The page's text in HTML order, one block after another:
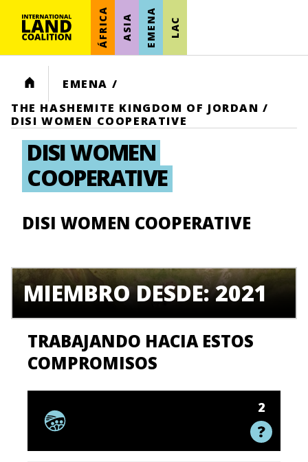
ÁFRICA ASIA EMENA LAC
HOME EMENA /
THE HASHEMITE KINGDOM OF JORDAN /
DISI WOMEN COOPERATIVE
DISI WOMEN
COOPERATIVE
DISI WOMEN COOPERATIVE
MIEMBRO DESDE: 2021
TRABAJANDO HACIA ESTOS
COMPROMISOS
2